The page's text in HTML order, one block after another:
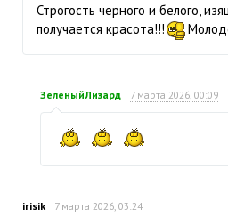
Строгость черного и белого,
получается красота!!!
ЗеленыйЛизард 7 марта 2026, 00:09
irisik 7 марта 2026, 03:24